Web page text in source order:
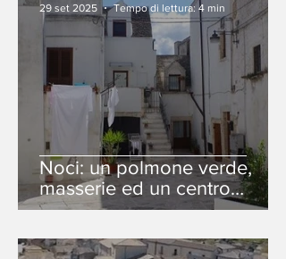
Noci: un polmone verde,
masserie ed un centro
storico ricco di storia
29 set 2025
Tempo di lettura: 4 min